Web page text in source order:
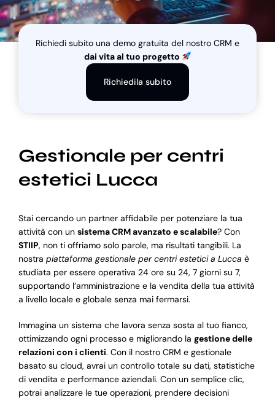
Blog
Richiedi subito una demo gratuita del nostro CRM e
dai vita al tuo progetto
Richiedila subito
Gestionale per centri
estetici Lucca
Stai cercando un partner affidabile per potenziare la tua
attività con un sistema CRM avanzato e scalabile? Con
STIIP, non ti offriamo solo parole, ma risultati tangibili. La
nostra piattaforma gestionale per centri estetici a Lucca è
studiata per essere operativa 24 ore su 24, 7 giorni su 7,
supportando l’amministrazione e la vendita della tua attività
a livello locale e globale senza mai fermarsi.
Immagina un sistema che lavora senza sosta al tuo fianco,
ottimizzando ogni processo e migliorando la gestione delle
relazioni con i clienti. Con il nostro CRM e gestionale
basato su cloud, avrai un controllo totale su dati, statistiche
di vendita e performance aziendali. Con un semplice clic,
potrai analizzare le tue operazioni, prendere decisioni